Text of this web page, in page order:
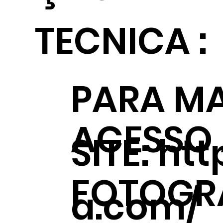
PARA
SITE:
a.com/
TECNICA :